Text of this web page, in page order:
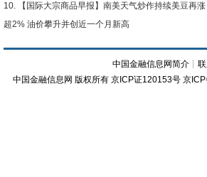
【国际大宗商品早报】南美天气炒作持续美豆再涨
超2% 油价攀升并创近一个月新高
中国金融信息网简介 ┊
中国金融信息网 版权所有 京ICP证120153号 京